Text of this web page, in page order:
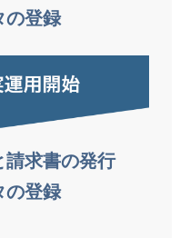
の登録
請求書の発行
の登録